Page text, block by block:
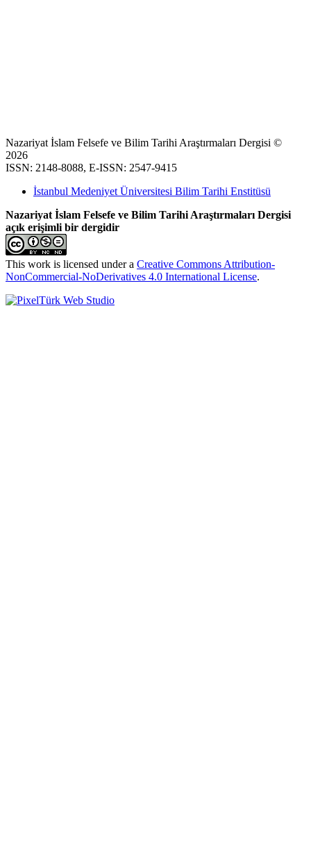
Nazariyat İslam Felsefe ve Bilim Tarihi Araştırmaları Dergisi ©
2026
ISSN: 2148-8088, E-ISSN: 2547-9415
İstanbul Medeniyet Üniversitesi Bilim Tarihi Enstitüsü
Nazariyat İslam Felsefe ve Bilim Tarihi Araştırmaları Dergisi
açık erişimli bir dergidir
This work is licensed under a Creative Commons Attribution-
NonCommercial-NoDerivatives 4.0 International License.